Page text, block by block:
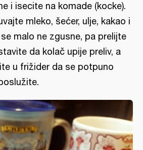
i isecite na komade (kocke).
mleko, šećer, ulje, kakao i
malo ne zgusne, pa prelijte
da kolač upije preliv, a
u frižider da se potpuno